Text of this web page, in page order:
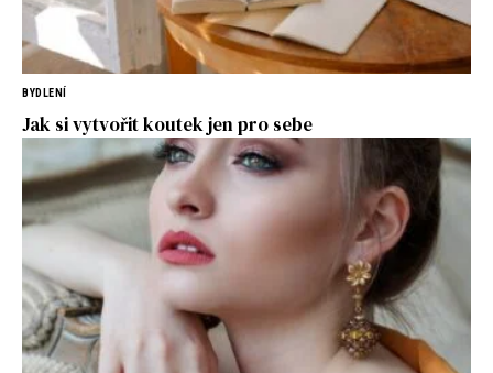
BYDLENÍ
Jak si vytvořit koutek jen pro sebe